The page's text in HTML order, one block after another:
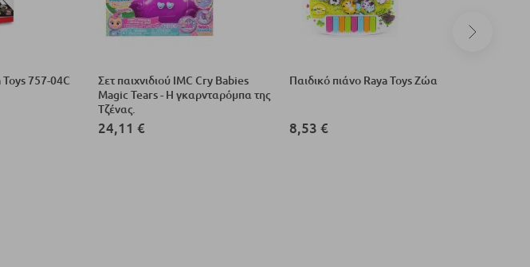
Toys 757-04C
Σετ παιχνιδιού IMC Cry Babies
Magic Tears - Η γκαρνταρόμπα της
Τζένας.
24,11 €
Παιδικό πιάνο Raya Toys Ζώα
8,53 €